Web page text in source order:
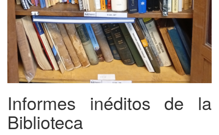
Informes inéditos de la
Biblioteca